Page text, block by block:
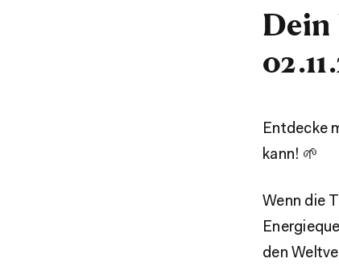
Dein
Entdecke
kann! 🌱
Wenn die
den